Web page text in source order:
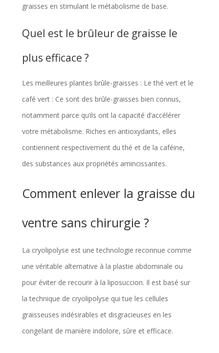
graisses en stimulant le métabolisme de base.
Quel est le brûleur de graisse le
plus efficace ?
Les meilleures plantes brûle-graisses : Le thé vert et le
café vert : Ce sont des brûle-graisses bien connus,
notamment parce qu’ils ont la capacité d’accélérer
votre métabolisme. Riches en antioxydants, elles
contiennent respectivement du thé et de la caféine,
des substances aux propriétés amincissantes.
Comment enlever la graisse du
ventre sans chirurgie ?
La cryolipolyse est une technologie reconnue comme
une véritable alternative à la plastie abdominale ou
pour éviter de recourir à la liposuccion. Il est basé sur
la technique de cryolipolyse qui tue les cellules
graisseuses indésirables et disgracieuses en les
congelant de manière indolore, sûre et efficace.